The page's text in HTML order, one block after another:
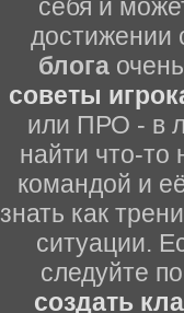
себя и
достижении
блога
советы
или ПРО - в
найти что-то
командой и
знать как
ситуации.
следуйте
создать